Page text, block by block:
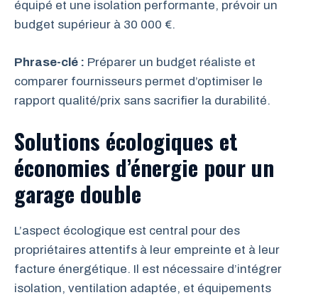
équipé et une isolation performante, prévoir un
budget supérieur à 30 000 €.
Phrase-clé : Préparer un budget réaliste et
comparer fournisseurs permet d’optimiser le
rapport qualité/prix sans sacrifier la durabilité.
Solutions écologiques et
économies d’énergie pour un
garage double
L’aspect écologique est central pour des
propriétaires attentifs à leur empreinte et à leur
facture énergétique. Il est nécessaire d’intégrer
isolation, ventilation adaptée, et équipements